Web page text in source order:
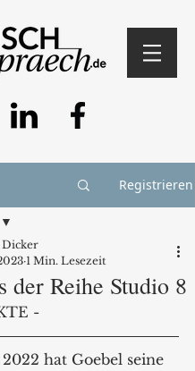
Registrieren
der Reihe Studio 8
1 Min. Lesezeit
-
hat Goebel seine